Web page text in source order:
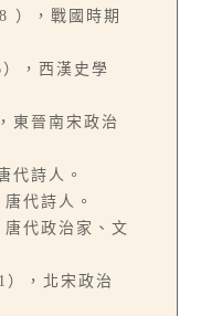
），戰國時期
，西漢史學
東晉南宋政治
代詩人。
代詩人。
代政治家、文
，北宋政治